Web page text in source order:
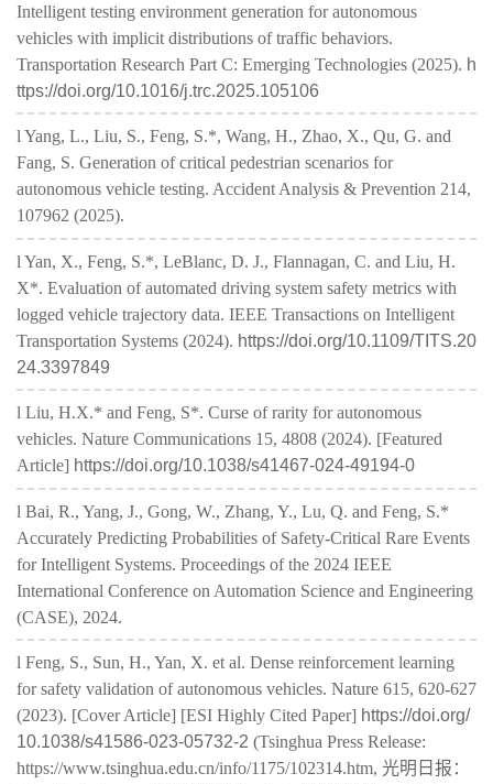
Intelligent testing environment generation for autonomous
vehicles with implicit distributions of traffic behaviors.
Transportation Research Part C: Emerging Technologies (2025). h
ttps://doi.org/10.1016/j.trc.2025.105106
l Yang, L., Liu, S., Feng, S.*, Wang, H., Zhao, X., Qu, G. and
Fang, S. Generation of critical pedestrian scenarios for
autonomous vehicle testing. Accident Analysis & Prevention 214,
107962 (2025).
l Yan, X., Feng, S.*, LeBlanc, D. J., Flannagan, C. and Liu, H.
X*. Evaluation of automated driving system safety metrics with
logged vehicle trajectory data. IEEE Transactions on Intelligent
Transportation Systems (2024). https://doi.org/10.1109/TITS.20
24.3397849
l Liu, H.X.* and Feng, S*. Curse of rarity for autonomous
vehicles. Nature Communications 15, 4808 (2024). [Featured
Article] https://doi.org/10.1038/s41467-024-49194-0
l Bai, R., Yang, J., Gong, W., Zhang, Y., Lu, Q. and Feng, S.*
Accurately Predicting Probabilities of Safety-Critical Rare Events
for Intelligent Systems. Proceedings of the 2024 IEEE
International Conference on Automation Science and Engineering
(CASE), 2024.
l Feng, S., Sun, H., Yan, X. et al. Dense reinforcement learning
for safety validation of autonomous vehicles. Nature 615, 620-627
(2023). [Cover Article] [ESI Highly Cited Paper] https://doi.org/
10.1038/s41586-023-05732-2 (Tsinghua Press Release:
https://www.tsinghua.edu.cn/info/1175/102314.htm, 光明日报：